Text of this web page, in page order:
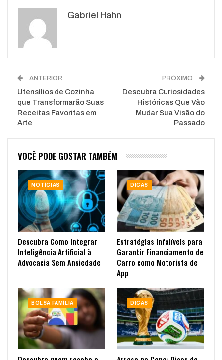
WhatsApp
Gabriel Hahn
ANTERIOR
Utensílios de Cozinha
que Transformarão Suas
Receitas Favoritas em
Arte
PRÓXIMO
Descubra Curiosidades
Históricas Que Vão
Mudar Sua Visão do
Passado
VOCÊ PODE GOSTAR TAMBÉM
NOTÍCIAS
Descubra Como Integrar
Inteligência Artificial à
Advocacia Sem Ansiedade
DICAS
Estratégias Infalíveis para
Garantir Financiamento de
Carro como Motorista de
App
BOLSA FAMÍLIA DICAS